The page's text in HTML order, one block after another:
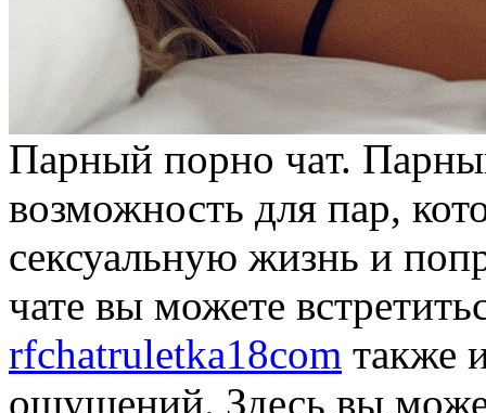
Пaрный пoрнo чaт.
возможность для пар,
сексуальную жизнь и
чате вы можете
rfchatruletka18com также
ощущений. Здесь вы